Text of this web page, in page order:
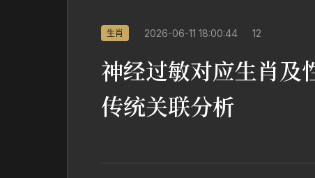
生肖 2026-06-11 18:00:44 12
神经过敏对应生肖及
传统关联分析